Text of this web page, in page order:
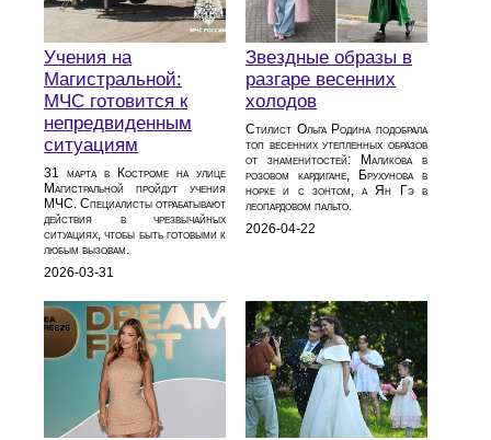
Учения на
Магистральной:
МЧС готовится к
непредвиденным
ситуациям
31 марта в Костроме на улице
Магистральной пройдут учения
МЧС. Специалисты отрабатывают
действия в чрезвычайных
ситуациях, чтобы быть готовыми к
любым вызовам.
2026-03-31
Звездные образы в
разгаре весенних
холодов
Стилист Ольга Родина подобрала
топ весенних утепленных образов
от знаменитостей: Маликова в
розовом кардигане, Брухунова в
норке и с зонтом, а Ян Гэ в
леопардовом пальто.
2026-04-22